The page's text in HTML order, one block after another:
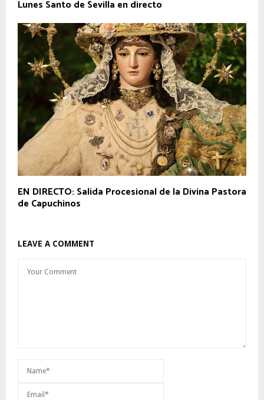
Lunes Santo de Sevilla en directo
EN DIRECTO: Salida Procesional de la Divina Pastora
de Capuchinos
LEAVE A COMMENT